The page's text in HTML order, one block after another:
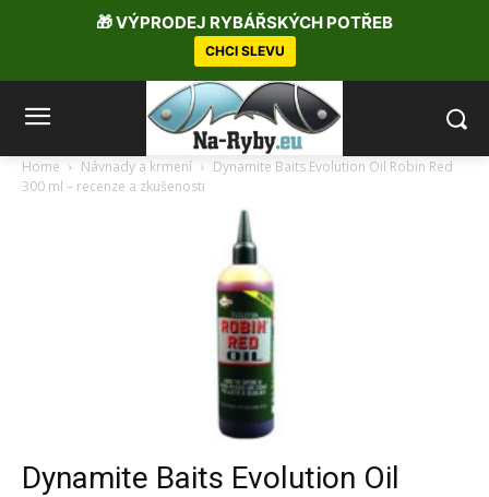
Home Návnady a krmení
Dynamite Baits Evolution Oil Robin Red
300 ml – recenze a zkušenosti
Dynamite Baits Evolution Oil
🎁 VÝPRODEJ RYBÁŘSKÝCH POTŘEB
CHCI SLEVU